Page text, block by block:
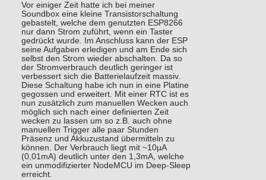
Vor einiger Zeit hatte ich bei meiner
Soundbox eine kleine Transistorschaltung
gebastelt, welche dem genutzten ESP8266
nur dann Strom zuführt, wenn ein Taster
gedrückt wurde. Im Anschluss kann der ESP
seine Aufgaben erledigen und am Ende sich
selbst den Strom wieder abschalten. Da so
der Stromverbrauch deutlich geringer ist
verbessert sich die Batterielaufzeit massiv.
Diese Schaltung habe ich nun in eine Platine
gegossen und erweitert. Mit einer RTC ist es
nun zusätzlich zum manuellen Wecken auch
möglich sich nach einer definierten Zeit
wecken zu lassen um so z.B. auch ohne
manuellen Trigger alle paar Stunden
Präsenz und Akkuzustand übermitteln zu
können. Der Verbrauch liegt mit ~10µA
(0,01mA) deutlich unter den 1,3mA, welche
ein unmodifizierter NodeMCU im Deep-Sleep
erreicht.